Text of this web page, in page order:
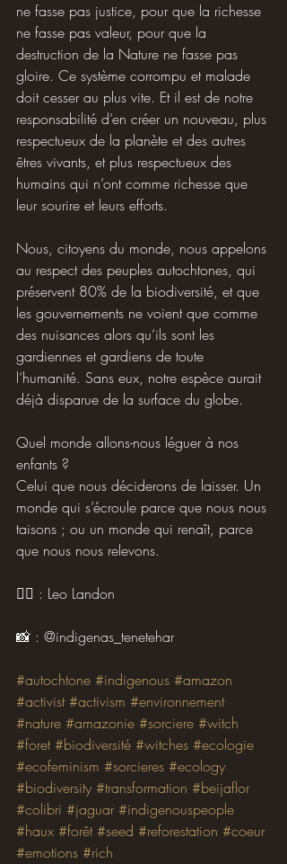
ne fasse pas justice, pour que la richesse
ne fasse pas valeur, pour que la
destruction de la Nature ne fasse pas
gloire. Ce système corrompu et malade
doit cesser au plus vite. Et il est de notre
responsabilité d’en créer un nouveau, plus
respectueux de la planète et des autres
êtres vivants, et plus respectueux des
humains qui n’ont comme richesse que
leur sourire et leurs efforts.
Nous, citoyens du monde, nous appelons
au respect des peuples autochtones, qui
préservent 80% de la biodiversité, et que
les gouvernements ne voient que comme
des nuisances alors qu’ils sont les
gardiennes et gardiens de toute
l’humanité. Sans eux, notre espèce aurait
déjà disparue de la surface du globe.
Quel monde allons-nous léguer à nos
enfants ?
Celui que nous déciderons de laisser. Un
monde qui s’écroule parce que nous nous
taisons ; ou un monde qui renaît, parce
que nous nous relevons.
✍🏼 : Leo Landon
📸 : @indigenas_tenetehar
#autochtone #indigenous #amazon
#activist #activism #environnement
#nature #amazonie #sorciere #witch
#foret #biodiversité #witches #ecologie
#ecofeminism #sorcieres #ecology
#biodiversity #transformation #beijaflor
#colibri #jaguar #indigenouspeople
#haux #forêt #seed #reforestation #coeur
#emotions #rich